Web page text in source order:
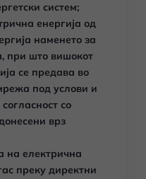
систем;
енергија од
наменето за
при што вишокот
се предава во
под услови и
со
врз
на електрична
преку директни